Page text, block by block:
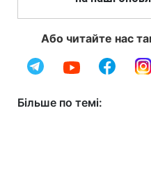
Або читайте нас
Більше по темі: